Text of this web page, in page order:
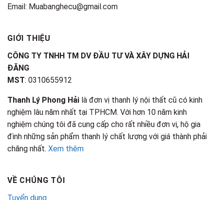
Email: Muabanghecu@gmail.com
GIỚI THIỆU
CÔNG TY TNHH TM DV ĐẦU TƯ VÀ XÂY DỰNG HẢI
ĐĂNG
MST: 0310655912
Thanh Lý Phong Hải là đơn vị thanh lý nội thất cũ có kinh
nghiệm lâu năm nhất tại TPHCM. Với hơn 10 năm kinh
nghiệm chúng tôi đã cung cấp cho rất nhiều đơn vị, hộ gia
đình những sản phẩm thanh lý chất lượng với giá thành phải
chăng nhất. Xem thêm
VỀ CHÚNG TÔI
Tuyển dụng